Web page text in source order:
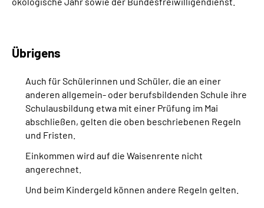
Übrigens
Auch für Schülerinnen und Schüler, die an einer
anderen allgemein- oder berufsbildenden Schule ihre
Schulausbildung etwa mit einer Prüfung im Mai
abschließen, gelten die oben beschriebenen Regeln
und Fristen.
Einkommen wird auf die Waisenrente nicht
angerechnet.
Und beim Kindergeld können andere Regeln gelten.